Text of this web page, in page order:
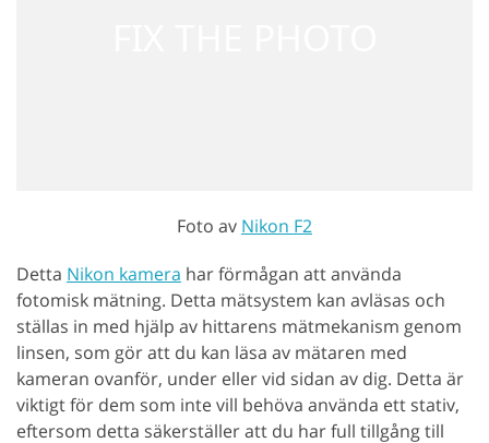
Foto av Nikon F2
Detta Nikon kamera har förmågan att använda
fotomisk mätning. Detta mätsystem kan avläsas och
ställas in med hjälp av hittarens mätmekanism genom
linsen, som gör att du kan läsa av mätaren med
kameran ovanför, under eller vid sidan av dig. Detta är
viktigt för dem som inte vill behöva använda ett stativ,
eftersom detta säkerställer att du har full tillgång till